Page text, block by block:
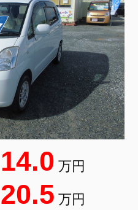
14.0 万円
20.5 万円